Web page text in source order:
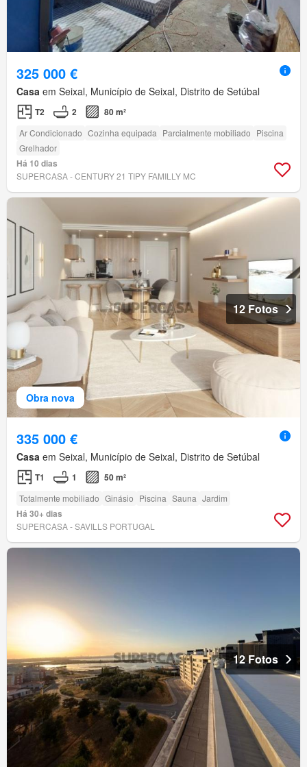
325 000 €
Casa em Seixal, Município de Seixal, Distrito de Setúbal
T2 2 80 m²
Ar Condicionado Cozinha equipada Parcialmente mobiliado Piscina
Grelhador
Há 10 dias
SUPERCASA - CENTURY 21 TIPY FAMILLY MC
Obra nova
12 Fotos
335 000 €
Casa em Seixal, Município de Seixal, Distrito de Setúbal
T1 1 50 m²
Totalmente mobiliado Ginásio Piscina Sauna Jardim
Há 30+ dias
SUPERCASA - SAVILLS PORTUGAL
12 Fotos